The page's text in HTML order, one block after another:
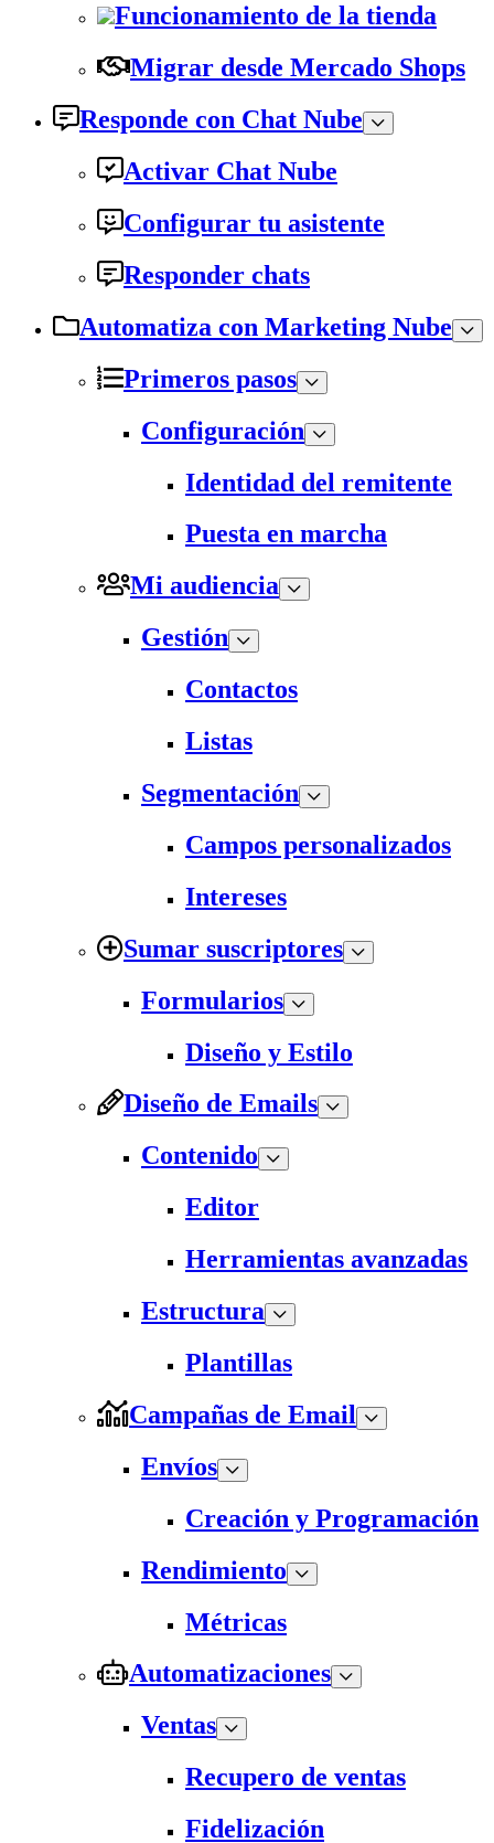
Funcionamiento de la tienda
Migrar desde Mercado Shops
Responde con Chat Nube
Activar Chat Nube
Configurar tu asistente
Responder chats
Automatiza con Marketing Nube
Primeros pasos
Configuración
Identidad del remitente
Puesta en marcha
Mi audiencia
Gestión
Contactos
Listas
Segmentación
Campos personalizados
Intereses
Sumar suscriptores
Formularios
Diseño y Estilo
Diseño de Emails
Contenido
Editor
Herramientas avanzadas
Estructura
Plantillas
Campañas de Email
Envíos
Creación y Programación
Rendimiento
Métricas
Automatizaciones
Ventas
Recupero de ventas
Fidelización